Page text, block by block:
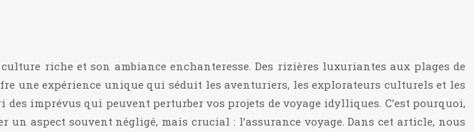
riche et son ambiance enchanteresse. Des rizières luxuriantes aux plages de
une expérience unique qui séduit les aventuriers, les explorateurs culturels et les
des imprévus qui peuvent perturber vos projets de voyage idylliques. C’est pourquoi,
aspect souvent négligé, mais crucial : l’assurance voyage. Dans cet article, nous